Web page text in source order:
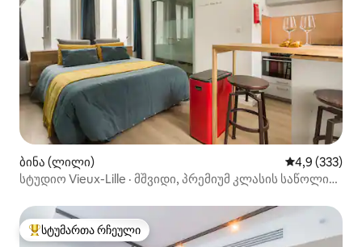
ბინა (ლილი) საშუალო
4,9 (333)
სტუდიო Vieux-Lille · მშვიდი, პრემიუმ კლასის საწოლის
სტუმართა რჩეული მოწინავე ვარიანტი
სტუმართა რჩეული